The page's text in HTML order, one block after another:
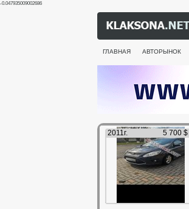
-0.047935009002686
ГЛАВНАЯ АВТОРЫНОК
2011г. 5 700 $